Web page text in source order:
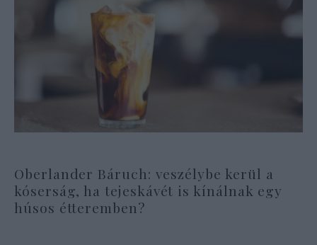
Oberlander Báruch: veszélybe kerül a
kóserság, ha tejeskávét is kínálnak egy
húsos étteremben?